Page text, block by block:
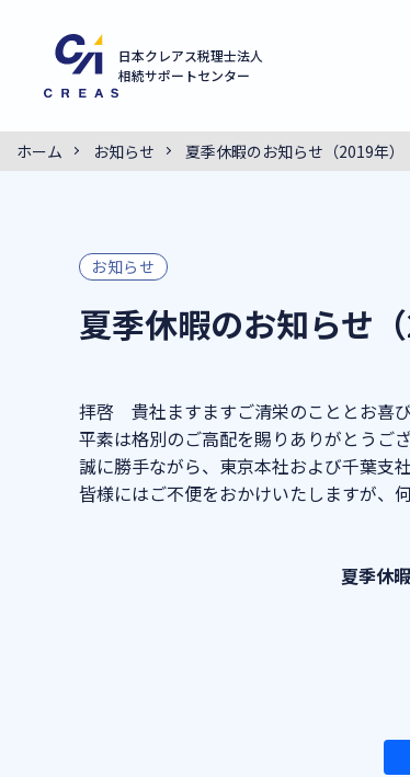
日本クレアス税理士法人
相続サポートセンター
ホーム お知らせ 夏季休暇のお知らせ（2019年）
お知らせ
夏季休暇のお知らせ（
拝啓 貴社ますますご清栄のこととお喜び
平素は格別のご高配を賜りありがとうござ
誠に勝手ながら、東京本社および千葉支
皆様にはご不便をおかけいたしますが、
夏季休